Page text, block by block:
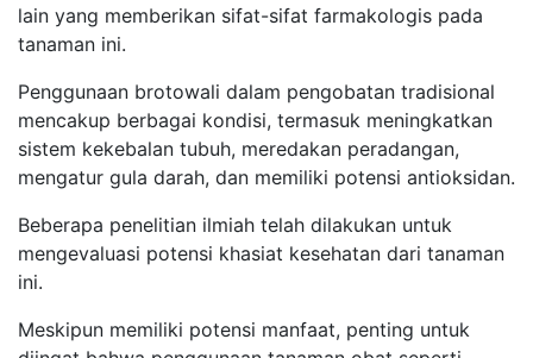
lain yang memberikan sifat-sifat farmakologis pada
tanaman ini.
Penggunaan brotowali dalam pengobatan tradisional
mencakup berbagai kondisi, termasuk meningkatkan
sistem kekebalan tubuh, meredakan peradangan,
mengatur gula darah, dan memiliki potensi antioksidan.
Beberapa penelitian ilmiah telah dilakukan untuk
mengevaluasi potensi khasiat kesehatan dari tanaman
ini.
Meskipun memiliki potensi manfaat, penting untuk